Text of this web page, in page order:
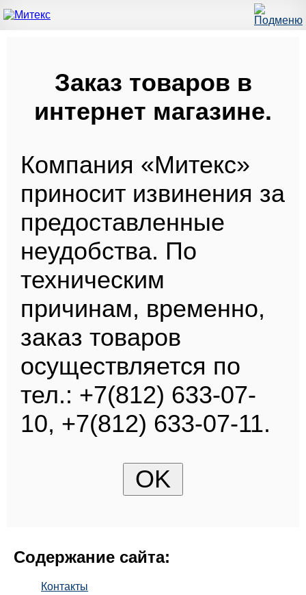
Заказ товаров в
интернет магазине.
Компания «Митекс»
приносит извинения за
предоставленные
неудобства. По
техническим
причинам, временно,
заказ товаров
осуществляется по
тел.: +7(812) 633-07-
10, +7(812) 633-07-11.
Содержание сайта:
Контакты